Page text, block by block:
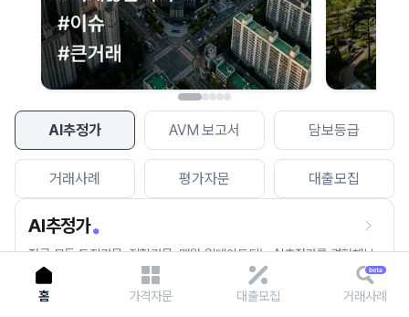
AI추정가 AVM 보고서 담보등급
거래사례 평가자문 대출모집
AI추정가
전국 모든 토지건물, 집합건물, 매월 업데이트되는 AI추정가를 경험해보
세요.
홈 가격자문 대출모집 거래사례